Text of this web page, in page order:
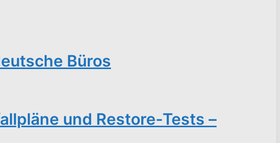
Büros
und Restore-Tests –